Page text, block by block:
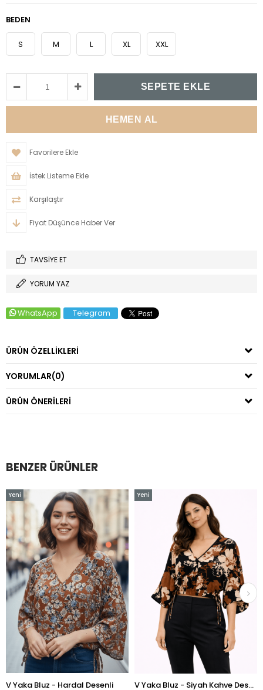
BEDEN
S M L XL XXL
Favorilere Ekle
İstek Listeme Ekle
Karşılaştır
Fiyat Düşünce Haber Ver
TAVSIYE ET
YORUM YAZ
WhatsApp Telegram
ÜRÜN ÖZELLIKLERI
YORUMLAR(0)
ÜRÜN ÖNERILERI
BENZER ÜRÜNLER
- Hardal Desenli V Yaka Bluz - Siyah Kahve Desenli
Yeni
Ürün
V Yaka